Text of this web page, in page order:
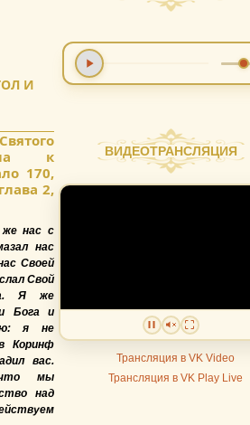
И
к
170,
2,
нас с
нас
Своей
Свой
Я же
Бога и
я не
Коринф
вас.
мы
над
ВИДЕОТРАНСЛЯЦИЯ
Трансляция в VK Video
Трансляция в VK Play Live